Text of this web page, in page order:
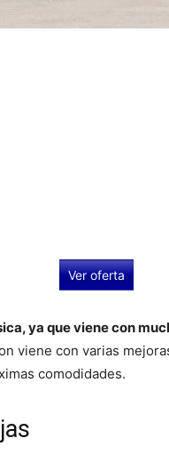
Ver oferta
ya que viene con
viene con varias
comodidades.